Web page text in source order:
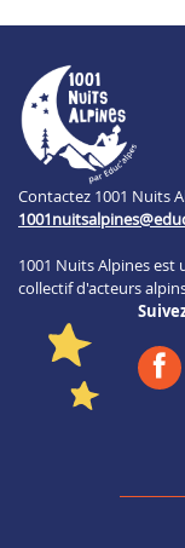
Contactez 1001 Nuits
1001 Nuits Alpines
collectif d'acteurs